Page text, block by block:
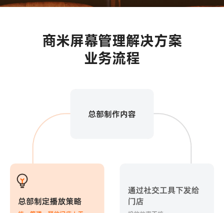
商米屏幕管理解决方案
业务流程